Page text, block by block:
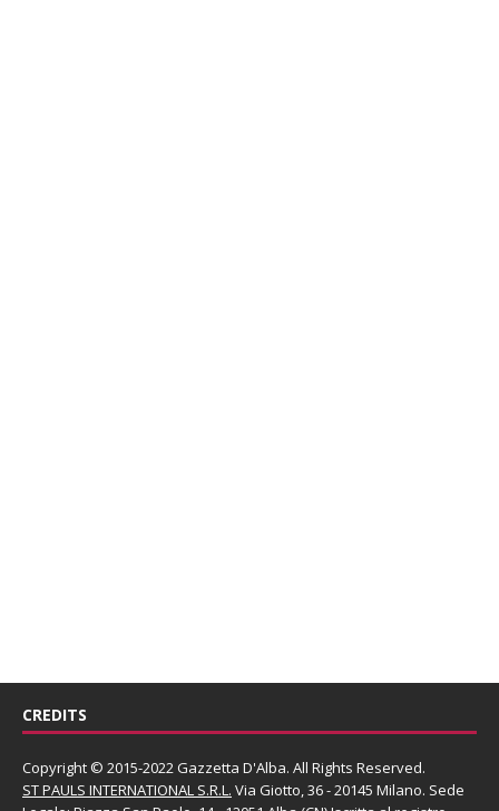
CREDITS
Copyright © 2015-2022 Gazzetta D'Alba. All Rights Reserved.
ST PAULS INTERNATIONAL S.R.L. Via Giotto, 36 - 20145 Milano. Sede